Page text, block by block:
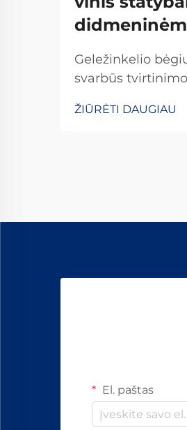
Geležinkelio
svarbūs
projektuose, nes
ŽIŪRĖTI DAUGIAU
El. paštas